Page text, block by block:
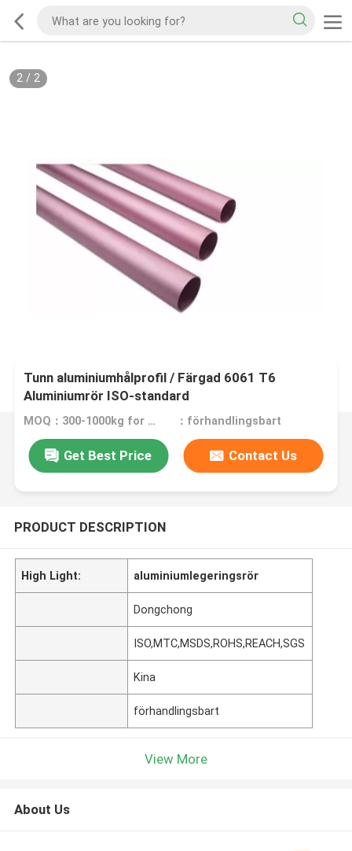
2/ 2
Tunn aluminiumhålprofil / Färgad 6061 T6
Aluminiumrör ISO-standard
MOQ：300-1000kg for different product ：förhandlingsbart
Get Best Price Contact Us
PRODUCT DESCRIPTION
High Light: aluminiumlegeringsrör
Dongchong
ISO,MTC,MSDS,ROHS,REACH,SGS
Kina
förhandlingsbart
View More
About Us